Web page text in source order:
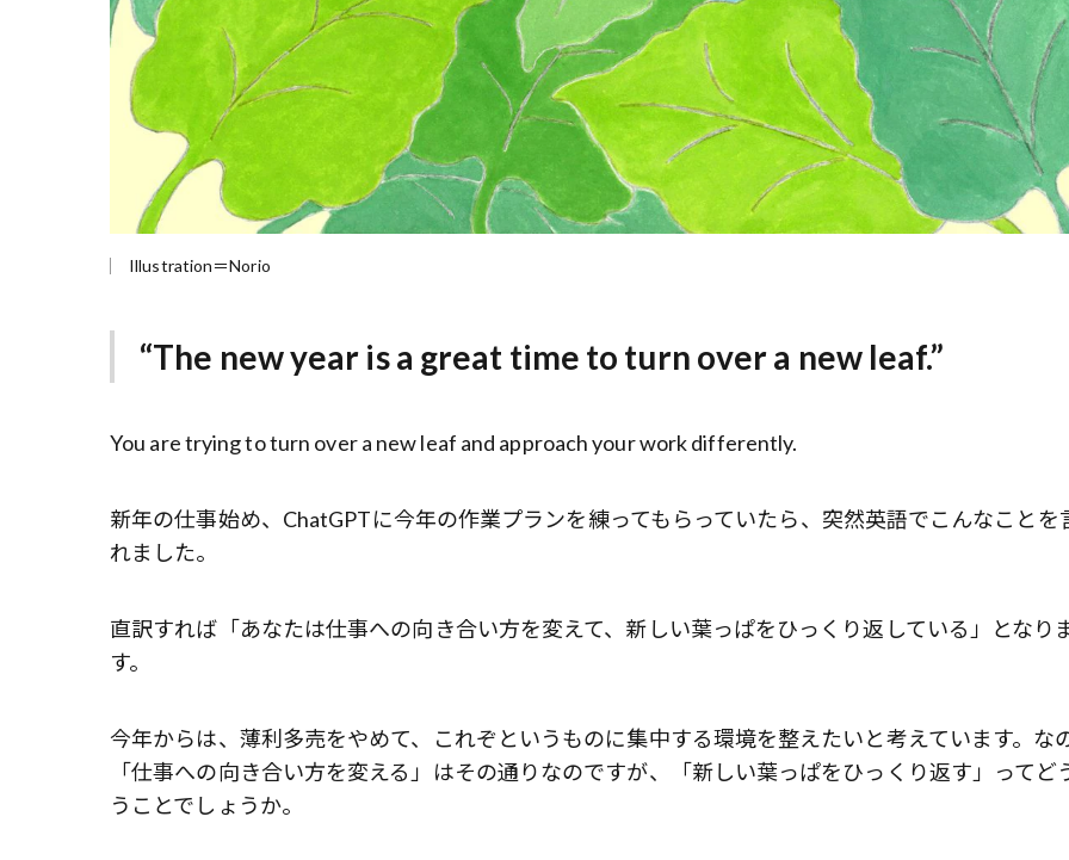
Illustration＝Norio
“The new year is a great time to turn over a new leaf.”
You are trying to turn over a new leaf and approach your work differently.
新年の仕事始め、ChatGPTに今年の作業プランを練ってもらっていたら、突然英語でこんなことを
れました。
直訳すれば「あなたは仕事への向き合い方を変えて、新しい葉っぱをひっくり返している」となり
す。
今年からは、薄利多売をやめて、これぞというものに集中する環境を整えたいと考えています。な
「仕事への向き合い方を変える」はその通りなのですが、「新しい葉っぱをひっくり返す」ってど
うことでしょうか。